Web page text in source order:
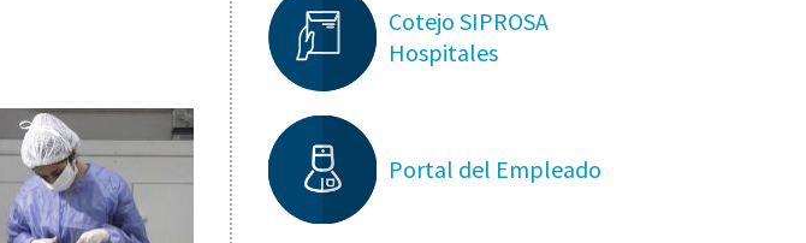
Cotejo SIPROSA
Hospitales
Portal del Empleado